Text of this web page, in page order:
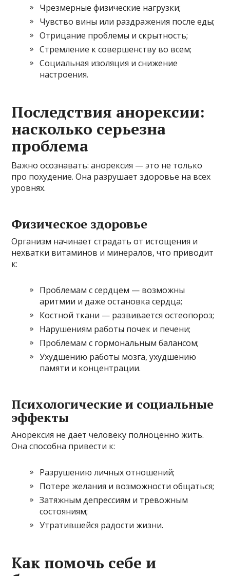
Чрезмерные физические нагрузки;
Чувство вины или раздражения после еды;
Отрицание проблемы и скрытность;
Стремление к совершенству во всем;
Социальная изоляция и снижение
настроения.
Последствия анорексии:
насколько серьезна
проблема
Важно осознавать: анорексия — это не только
про похудение. Она разрушает здоровье на всех
уровнях.
Физическое здоровье
Организм начинает страдать от истощения и
нехватки витаминов и минералов, что приводит
к:
Проблемам с сердцем — возможны
аритмии и даже остановка сердца;
Костной ткани — развивается остеопороз;
Нарушениям работы почек и печени;
Проблемам с гормональным балансом;
Ухудшению работы мозга, ухудшению
памяти и концентрации.
Психологические и социальные
эффекты
Анорексия не дает человеку полноценно жить.
Она способна привести к:
Разрушению личных отношений;
Потере желания и возможности общаться;
Затяжным депрессиям и тревожным
состояниям;
Утратившейся радости жизни.
Как помочь себе и